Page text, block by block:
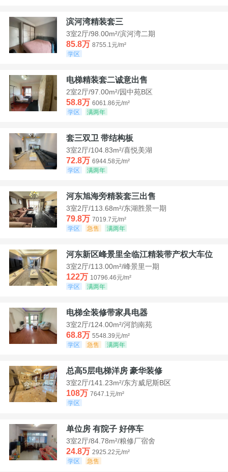
滨河湾精装套三
3室2厅/98.00m²/滨河湾二期
85.8万 8755.1元/m²
学区
电梯精装套二诚意出售
2室2厅/97.00m²/园中苑B区
58.8万 6061.86元/m²
学区
满两年
套三双卫 带结构板
3室2厅/104.83m²/喜悦美湖
72.8万 6944.58元/m²
学区
满两年
河东旭海旁精装套三出售
3室2厅/113.68m²/东湖胜景一期
79.8万 7019.7元/m²
学区
急售 满两年
河东新区峰景里全临江精装带产权大车位
3室2厅/113.00m²/峰景里一期
122万 10796.46元/m²
学区
满两年
电梯全装修带家具电器
3室2厅/124.00m²/河韵南苑
68.8万 5548.39元/m²
学区
急售 满两年
总高5层电梯洋房 豪华装修
3室2厅/141.23m²/东方威尼斯B区
108万 7647.1元/m²
学区
单位房 有院子 好停车
3室2厅/84.78m²/粮修厂宿舍
24.8万 2925.22元/m²
学区
急售